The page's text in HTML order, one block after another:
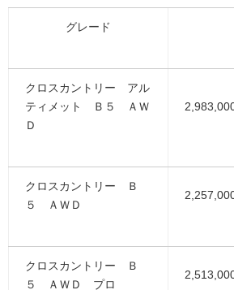
グレード
クロスカントリー アル
ティメット Ｂ５ ＡＷ
Ｄ
クロスカントリー Ｂ
５ ＡＷＤ
クロスカントリー Ｂ
５ ＡＷＤ プロ